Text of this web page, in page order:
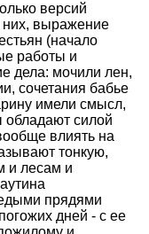
версий
них, выражение
(начало
работы и
дела: мочили лен,
сочетания бабье
имели смысл,
силой
влиять на
тонкую,
и лесам и
прядями
дней - с ее